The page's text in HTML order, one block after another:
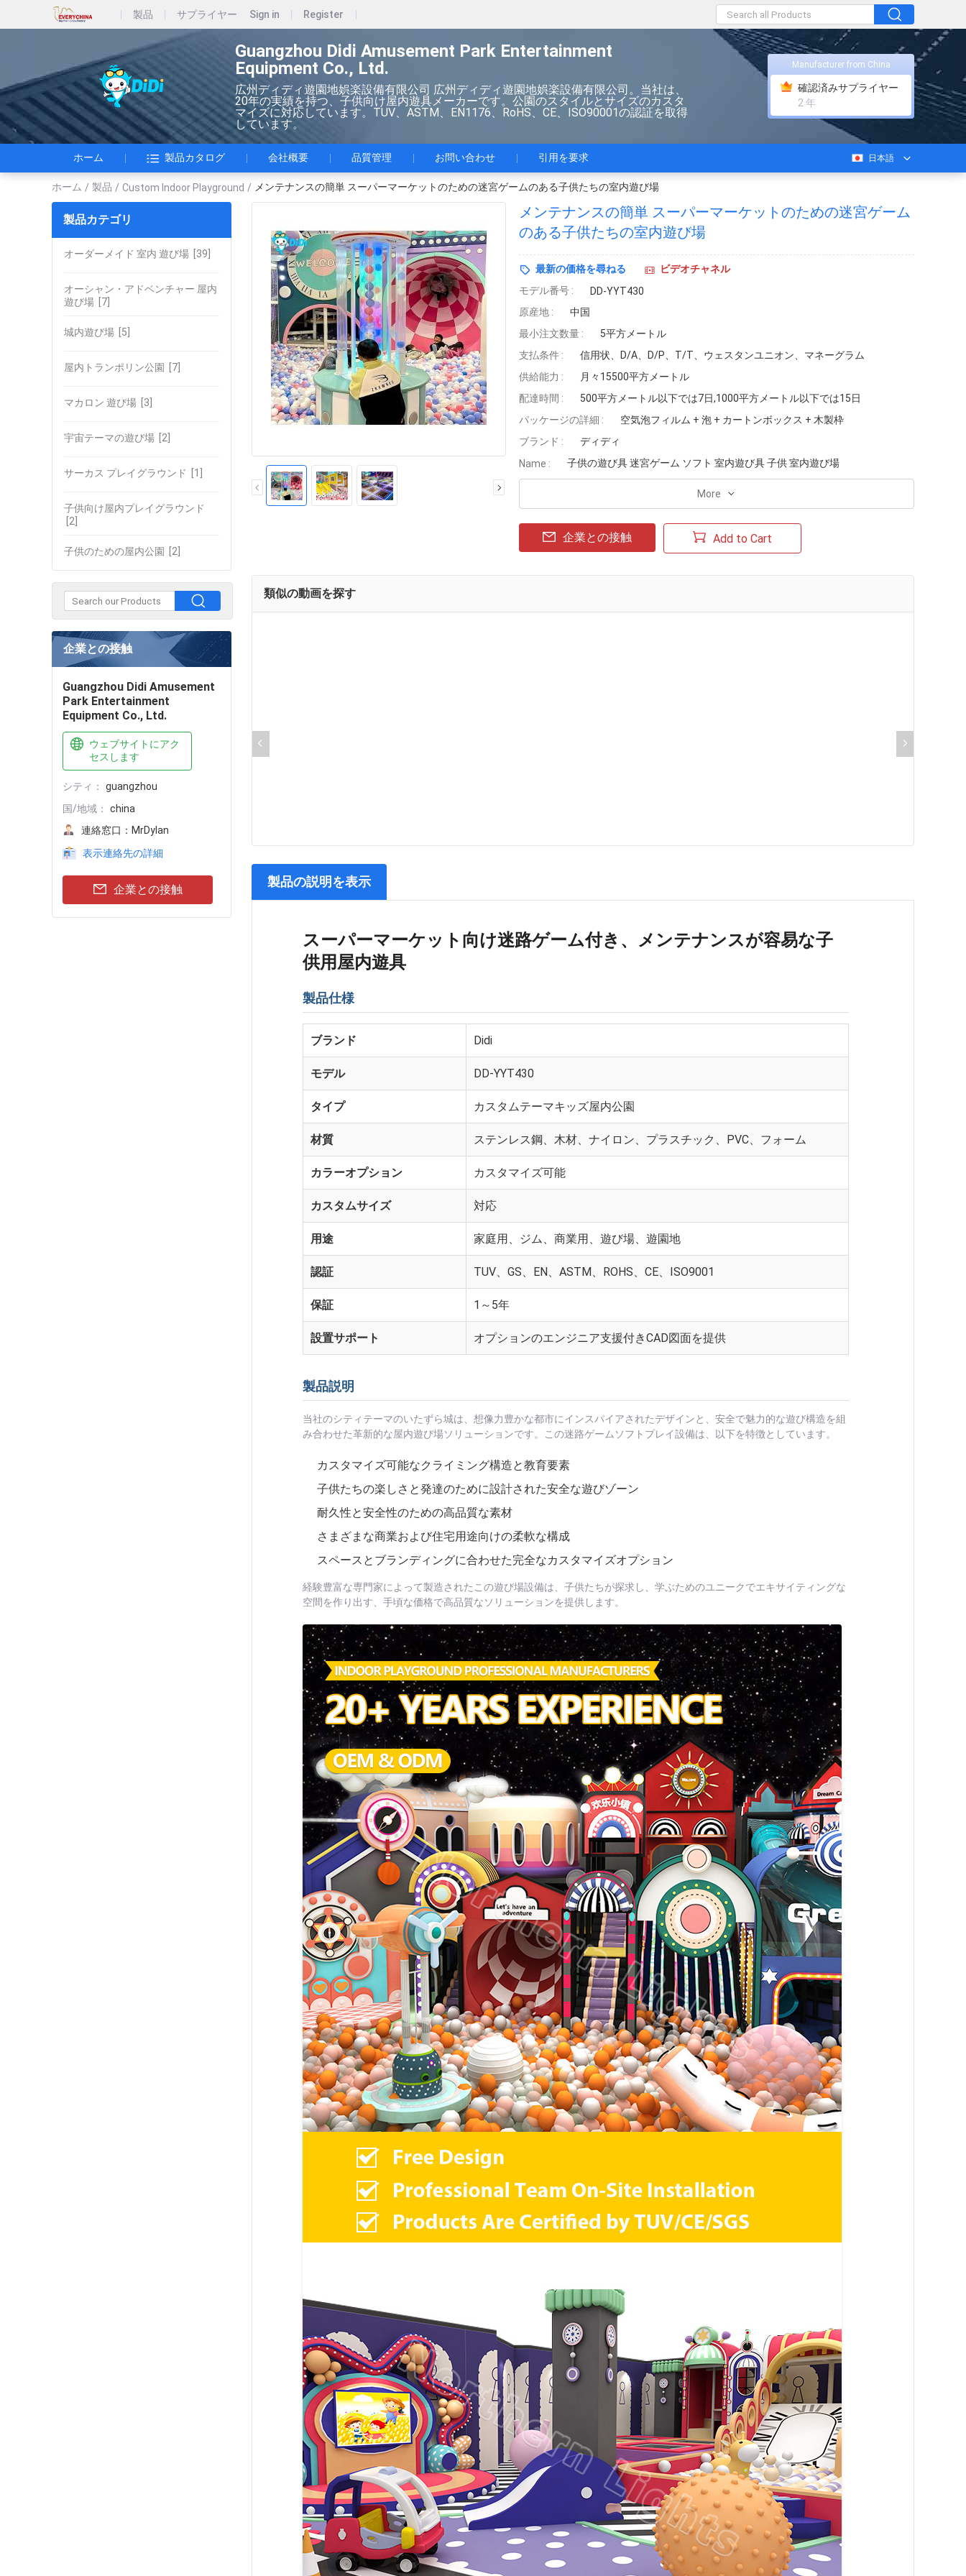
製品 サプライヤー Sign in Register
Guangzhou Didi Amusement Park Entertainment
Equipment Co., Ltd.
広州ディディ遊園地娯楽設備有限公司 広州ディディ遊園地娯楽設備有限公司。当社は、
20年の実績を持つ、子供向け屋内遊具メーカーです。公園のスタイルとサイズのカスタ
マイズに対応しています。TUV、ASTM、EN1176、RoHS、CE、ISO90001の認証を取得
しています。
Manufacturer from China
確認済みサプライヤー
2 年
ホーム 製品カタログ 会社概要 品質管理 お問い合わせ 引用を要求 日本語
ホーム / 製品 / Custom Indoor Playground / メンテナンスの簡単 スーパーマーケットのための迷宮ゲームのある子供たちの室内遊び場
製品カテゴリ
オーダーメイド 室内 遊び場 [39]
オーシャン・アドベンチャー 屋内
遊び場 [7]
城内遊び場 [5]
屋内トランポリン公園 [7]
マカロン 遊び場 [3]
宇宙テーマの遊び場 [2]
サーカス プレイグラウンド [1]
子供向け屋内プレイグラウンド
[2]
子供のための屋内公園 [2]
企業との接触
Guangzhou Didi Amusement
Park Entertainment
Equipment Co., Ltd.
ウェブサイトにアク
セスします
シティ：
guangzhou
国/地域：
china
連絡窓口： MrDylan
表示連絡先の詳細
企業との接触
メンテナンスの簡単 スーパーマーケットのための迷宮ゲーム
のある子供たちの室内遊び場
最新の価格を尋ねる
ビデオチャネル
モデル番号 :
DD-YYT430
原産地 :
中国
最小注文数量 :
5平方メートル
支払条件 :
信用状、D/A、D/P、T/T、ウェスタンユニオン、マネーグラム
供給能力 :
月々15500平方メートル
配達時間 :
500平方メートル以下では7日,1000平方メートル以下では15日
パッケージの詳細 :
空気泡フィルム + 泡 + カートンボックス + 木製枠
ブランド :
ディディ
Name :
子供の遊び具 迷宮ゲーム ソフト 室内遊び具 子供 室内遊び場
More
企業との接触 Add to Cart
類似の動画を探す
製品の説明を表示
スーパーマーケット向け迷路ゲーム付き、メンテナンスが容易な子
供用屋内遊具
製品仕様
ブランド Didi
モデル DD-YYT430
タイプ カスタムテーマキッズ屋内公園
材質 ステンレス鋼、木材、ナイロン、プラスチック、PVC、フォーム
カラーオプション カスタマイズ可能
カスタムサイズ 対応
用途 家庭用、ジム、商業用、遊び場、遊園地
認証 TUV、GS、EN、ASTM、ROHS、CE、ISO9001
保証 1～5年
設置サポート オプションのエンジニア支援付きCAD図面を提供
製品説明
当社のシティテーマのいたずら城は、想像力豊かな都市にインスパイアされたデザインと、安全で魅力的な遊び構造を組
み合わせた革新的な屋内遊び場ソリューションです。この迷路ゲームソフトプレイ設備は、以下を特徴としています。
カスタマイズ可能なクライミング構造と教育要素
子供たちの楽しさと発達のために設計された安全な遊びゾーン
耐久性と安全性のための高品質な素材
さまざまな商業および住宅用途向けの柔軟な構成
スペースとブランディングに合わせた完全なカスタマイズオプション
経験豊富な専門家によって製造されたこの遊び場設備は、子供たちが探求し、学ぶためのユニークでエキサイティングな
空間を作り出す、手頃な価格で高品質なソリューションを提供します。